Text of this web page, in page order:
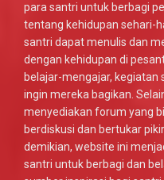
para santri untuk berbagi
tentang kehidupan sehari-
santri dapat menulis dan
dengan kehidupan di
belajar-mengajar, kegiatan
ingin mereka bagikan.
menyediakan forum yang
berdiskusi dan bertukar
demikian, website ini
santri untuk berbagi dan